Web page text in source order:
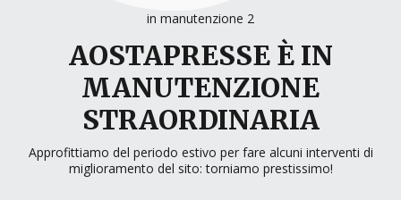
in manutenzione 2
AOSTAPRESSE È IN
MANUTENZIONE
STRAORDINARIA
Approfittiamo del periodo estivo per fare alcuni interventi di
miglioramento del sito: torniamo prestissimo!